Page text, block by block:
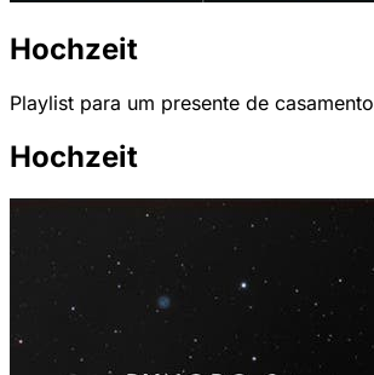
Hochzeit
Playlist para um presente de casamento
Hochzeit